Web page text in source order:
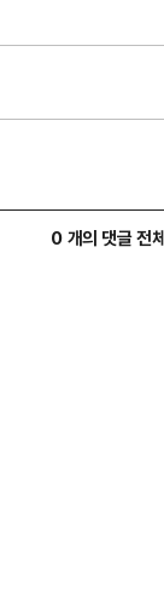
0 개의 댓글 전